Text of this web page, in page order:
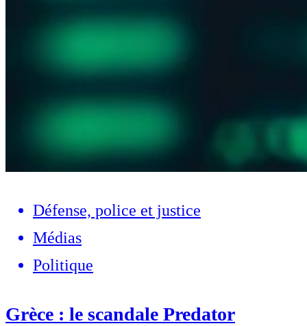
Défense, police et justice
Médias
Politique
Grèce : le scandale Predator